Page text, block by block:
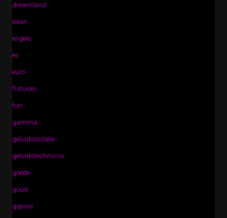
dreamland
eiken
engels
es
euro
fl studio
fun
gamma
geluidsisolatie
geluidstechnicus
goede
goud
gyproc